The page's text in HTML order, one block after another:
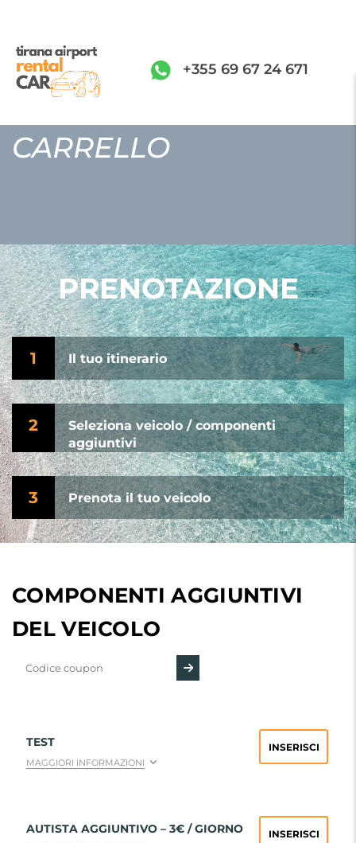
+355 69 67 24 671
CARRELLO
PRENOTAZIONE
1 Il tuo itinerario
2
Seleziona veicolo / componenti
aggiuntivi
3 Prenota il tuo veicolo
COMPONENTI AGGIUNTIVI
DEL VEICOLO
TEST
MAGGIORI INFORMAZIONI
INSERISCI
AUTISTA AGGIUNTIVO – 3€ / GIORNO INSERISCI